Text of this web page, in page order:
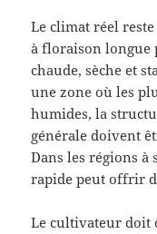
Le climat réel
à floraison longue
chaude, sèche et
une zone où les
humides, la
générale doivent
Dans les régions
rapide peut offrir
Le cultivateur doit